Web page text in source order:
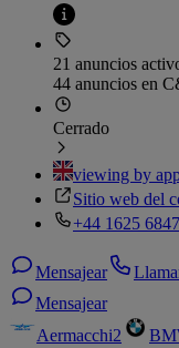
21 anuncios
44 anuncios en
Cerrado
viewing by
Sitio web del
+44 1625
Mensajear
Mensajear
Aermacchi2